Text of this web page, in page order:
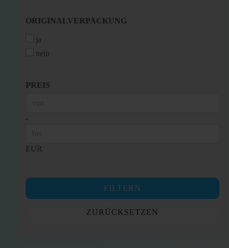
ORIGINALVERPACKUNG
ORIGINALVERPACKUNG
ja
nein
PREIS
PREIS
-
EUR
FILTERN
ZURÜCKSETZEN